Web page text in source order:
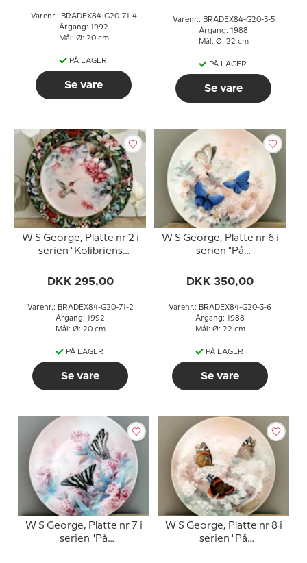
Varenr.: BRADEX84-G20-71-4
Årgang: 1992
Mål: Ø: 20 cm
PÅ LAGER
Se vare
Varenr.: BRADEX84-G20-3-5
Årgang: 1988
Mål: Ø: 22 cm
PÅ LAGER
Se vare
W S George, Platte nr 2 i
serien "Kolibriens
DKK 295,00
Varenr.: BRADEX84-G20-71-2
Årgang: 1992
Mål: Ø: 20 cm
PÅ LAGER
Se vare
W S George, Platte nr 6 i
serien "På
Vinger"
DKK 350,00
Varenr.: BRADEX84-G20-3-6
Årgang: 1988
Mål: Ø: 22 cm
PÅ LAGER
Se vare
W S George, Platte nr 7 i
serien "På
W S George, Platte nr 8 i
serien "På